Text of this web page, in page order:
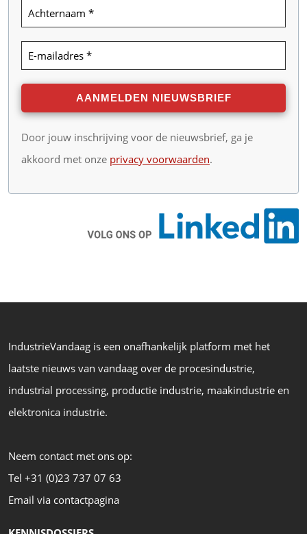
Door jouw inschrijving voor de nieuwsbrief, ga je
akkoord met onze privacy voorwaarden.
IndustrieVandaag is een onafhankelijk platform met het
laatste nieuws van vandaag over de procesindustrie,
industrial processing, productie industrie, maakindustrie en
elektronica industrie.
Neem contact met ons op:
Tel +31 (0)23 737 07 63
Email via contactpagina